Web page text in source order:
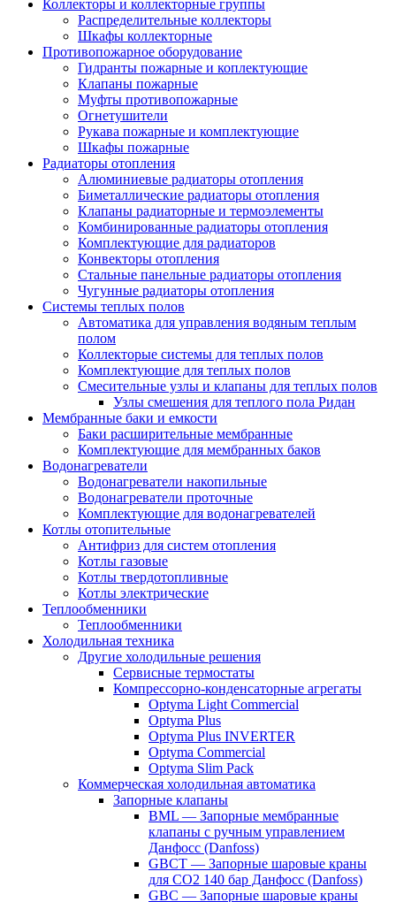
Коллекторы и коллекторные группы
Распределительные коллекторы
Шкафы коллекторные
Противопожарное оборудование
Гидранты пожарные и коплектующие
Клапаны пожарные
Муфты противопожарные
Огнетушители
Рукава пожарные и комплектующие
Шкафы пожарные
Радиаторы отопления
Алюминиевые радиаторы отопления
Биметаллические радиаторы отопления
Клапаны радиаторные и термоэлементы
Комбинированные радиаторы отопления
Комплектующие для радиаторов
Конвекторы отопления
Стальные панельные радиаторы отопления
Чугунные радиаторы отопления
Системы теплых полов
Автоматика для управления водяным теплым
полом
Коллекторые системы для теплых полов
Комплектующие для теплых полов
Смесительные узлы и клапаны для теплых полов
Узлы смешения для теплого пола Ридан
Мембранные баки и емкости
Баки расширительные мембранные
Комплектующие для мембранных баков
Водонагреватели
Водонагреватели накопильные
Водонагреватели проточные
Комплектующие для водонагревателей
Котлы отопительные
Антифриз для систем отопления
Котлы газовые
Котлы твердотопливные
Котлы электрические
Теплообменники
Теплообменники
Холодильная техника
Другие холодильные решения
Сервисные термостаты
Компрессорно-конденсаторные агрегаты
Optyma Light Commercial
Optyma Plus
Optyma Plus INVERTER
Optyma Commercial
Optyma Slim Pack
Коммерческая холодильная автоматика
Запорные клапаны
BML — Запорные мембранные
клапаны с ручным управлением
Данфосс (Danfoss)
GBCT — Запорные шаровые краны
для CO2 140 бар Данфосс (Danfoss)
GBC — Запорные шаровые краны